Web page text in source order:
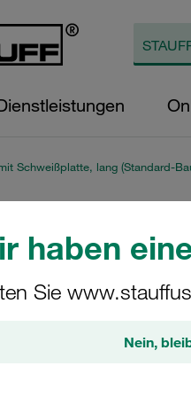
haben
Sie
Nein,
Schweißplatte, lang (Standard-